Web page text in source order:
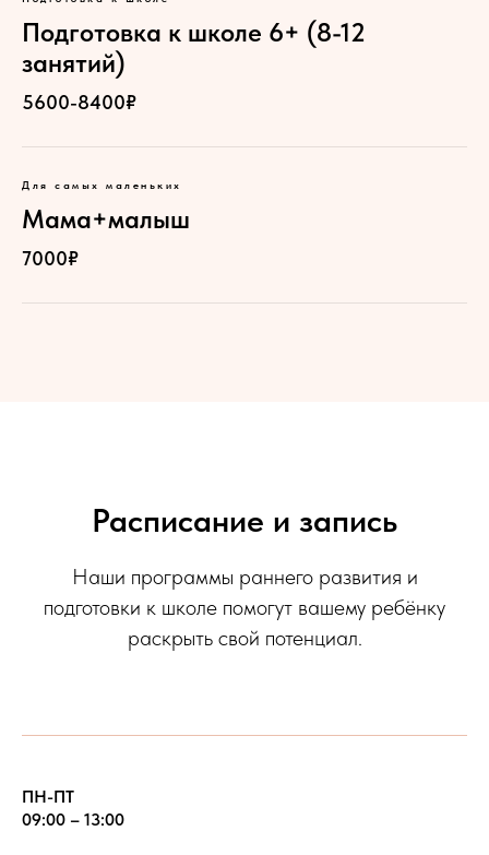
Подготовка к школе 6+ (8-12
занятий)
5600-8400₽
Для самых маленьких
Мама+малыш
7000₽
Расписание и запись
Наши программы раннего развития и
подготовки к школе помогут вашему ребёнку
раскрыть свой потенциал.
ПН-ПТ
09:00 – 13:00